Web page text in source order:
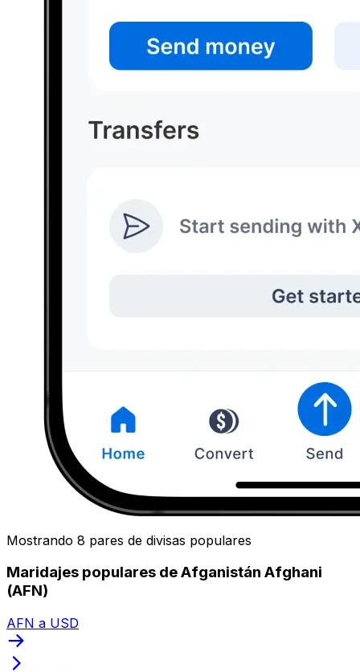
Mostrando 8 pares de divisas populares
Maridajes populares de Afganistán Afghani
(AFN)
AFN a USD